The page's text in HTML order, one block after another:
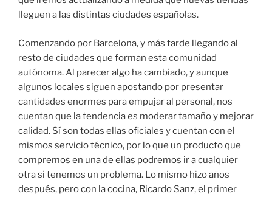
lleguen a las distintas ciudades españolas.
Comenzando por Barcelona, y más tarde llegando al
resto de ciudades que forman esta comunidad
autónoma. Al parecer algo ha cambiado, y aunque
algunos locales siguen apostando por presentar
cantidades enormes para empujar al personal, nos
cuentan que la tendencia es moderar tamaño y mejorar
calidad. Sí son todas ellas oficiales y cuentan con el
mismos servicio técnico, por lo que un producto que
compremos en una de ellas podremos ir a cualquier
otra si tenemos un problema. Lo mismo hizo años
después, pero con la cocina, Ricardo Sanz, el primer